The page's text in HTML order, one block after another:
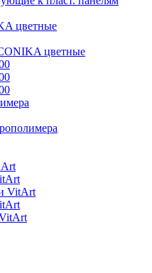
цветные
цветные
VitArt